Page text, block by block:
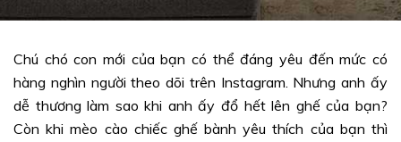
Chú chó con mới của bạn có thể đáng yêu đến mức có
hàng nghìn người theo dõi trên Instagram. Nhưng anh ấy
dễ thương làm sao khi anh ấy đổ hết lên ghế của bạn?
Còn khi mèo cào chiếc ghế bành yêu thích của bạn thì